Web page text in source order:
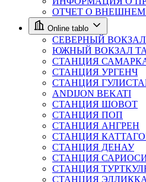
ОТЧЕТ О ВНЕШНЕМ
Online tablo
СЕВЕРНЫЙ
ЮЖНЫЙ ВОКЗАЛ
СТАНЦИЯ
СТАНЦИЯ УРГЕНЧ
СТАНЦИЯ
ANDIJON BEKATI
СТАНЦИЯ ШОВОТ
СТАНЦИЯ ПОП
СТАНЦИЯ АНГРЕН
СТАНЦИЯ
СТАНЦИЯ ДЕНАУ
СТАНЦИЯ
СТАНЦИЯ
СТАНЦИЯ